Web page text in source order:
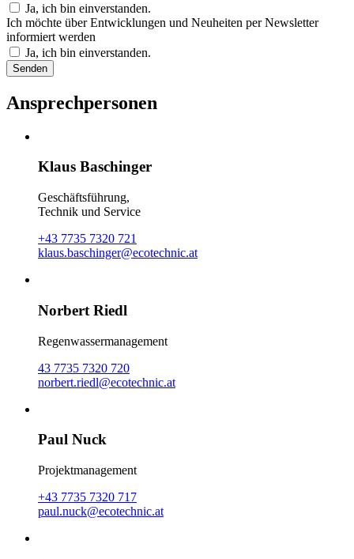
Ja, ich bin einverstanden.
Ich möchte über Entwicklungen und Neuheiten per Newsletter
informiert werden
Ja, ich bin einverstanden.
Bitte nicht ausfüllen.
Senden
Ansprechpersonen
Klaus Baschinger
Geschäftsführung,
Technik und Service
+43 7735 7320 721
klaus.baschinger@ecotechnic.at
Norbert Riedl
Regenwassermanagement
43 7735 7320 720
norbert.riedl@ecotechnic.at
Paul Nuck
Projektmanagement
+43 7735 7320 717
paul.nuck@ecotechnic.at